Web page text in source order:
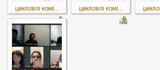
циклової комі...
циклової комі...